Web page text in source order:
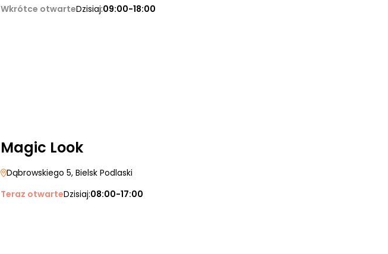
Wkrótce otwarteDzisiaj:09:00-18:00
Magic Look
Dąbrowskiego 5, Bielsk Podlaski
Teraz otwarteDzisiaj:08:00-17:00